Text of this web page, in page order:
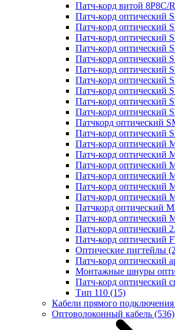
Патч-корд витой 8P8C/
Патч-корд оптический
Патч-корд оптический
Патч-корд оптический
Патч-корд оптический
Патч-корд оптический
Патч-корд оптический
Патч-корд оптический
Патч-корд оптический
Патч-корд оптический
Патч-корд оптический
Патчкорд оптический
Патч-корд оптический
Патч-корд оптический
Патч-корд оптический
Патч-корд оптический
Патч-корд оптический
Патч-корд оптический
Патч-корд оптический
Патчкорд оптический
Патч-корд оптический
Патч-корд оптический
Патч-корд оптический
Оптические пигтейлы
Патч-корд оптический
Монтажные шнуры
Патч-корд оптический
Тип 110 (15)
Кабели прямого подключения
Оптоволоконный кабель (536)